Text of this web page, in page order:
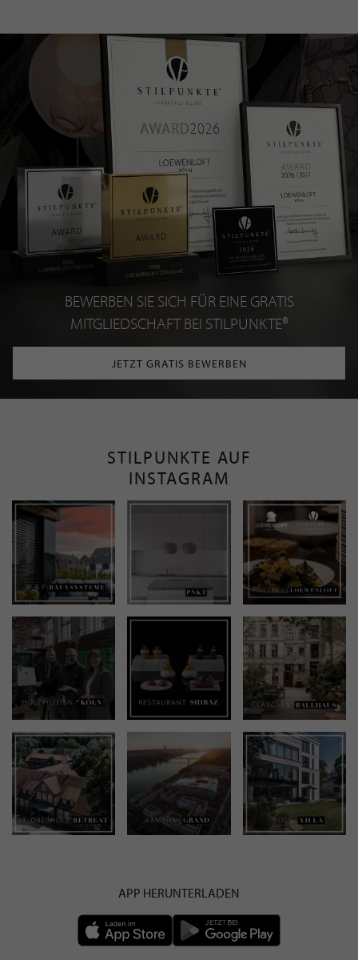
BEWERBEN SIE SICH FÜR EINE GRATIS
MITGLIEDSCHAFT BEI STILPUNKTE®
JETZT GRATIS BEWERBEN
STILPUNKTE AUF
INSTAGRAM
APP HERUNTERLADEN